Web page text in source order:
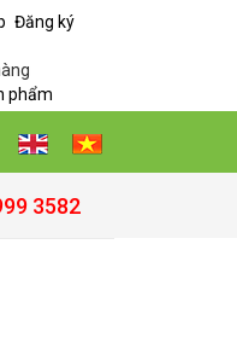
Đăng ký
phẩm
3582